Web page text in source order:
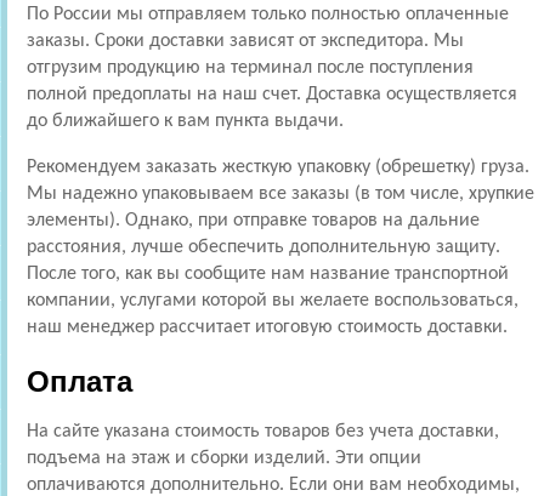
По России мы отправляем только полностью оплаченные
заказы. Сроки доставки зависят от экспедитора. Мы
отгрузим продукцию на терминал после поступления
полной предоплаты на наш счет. Доставка осуществляется
до ближайшего к вам пункта выдачи.
Рекомендуем заказать жесткую упаковку (обрешетку) груза.
Мы надежно упаковываем все заказы (в том числе, хрупкие
элементы). Однако, при отправке товаров на дальние
расстояния, лучше обеспечить дополнительную защиту.
После того, как вы сообщите нам название транспортной
компании, услугами которой вы желаете воспользоваться,
наш менеджер рассчитает итоговую стоимость доставки.
Оплата
На сайте указана стоимость товаров без учета доставки,
подъема на этаж и сборки изделий. Эти опции
оплачиваются дополнительно. Если они вам необходимы,